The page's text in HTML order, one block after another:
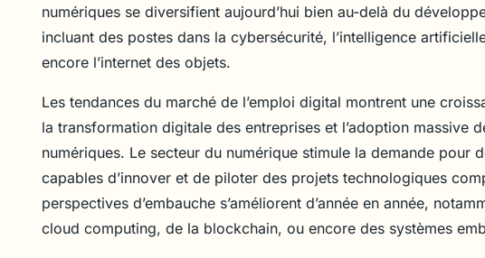
numériques se diversifient aujourd’hui bien au-delà du
incluant des postes dans la cybersécurité, l’intelligence
encore l’internet des objets.
Les tendances du marché de l’emploi digital montrent une
la transformation digitale des entreprises et l’adoption massive
numériques. Le secteur du numérique stimule la demande pour
capables d’innover et de piloter des projets technologiques
perspectives d’embauche s’améliorent d’année en année,
cloud computing, de la blockchain, ou encore des systèmes